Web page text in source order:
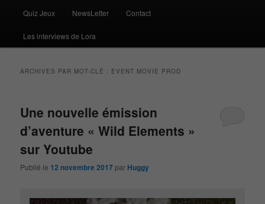
Quiz Jeux NewsLetter Contact
Les interviews de Lora
ARCHIVES PAR MOT-CLÉ : EVENT MOVIE PROD
Une nouvelle émission
d’aventure « Wild Elements »
sur Youtube
Publié le 12 novembre 2017 par Huggy